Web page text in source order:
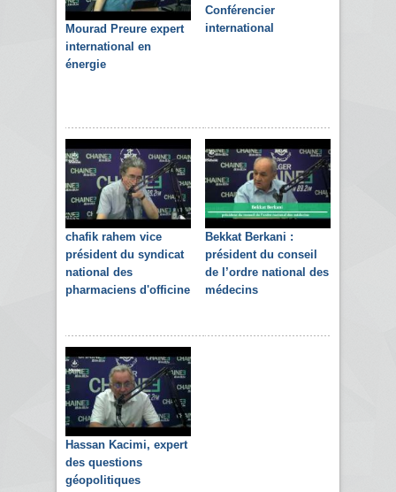
Mourad Preure expert
international en
énergie
Conférencier
international
chafik rahem vice
président du syndicat
national des
pharmaciens d'officine
Bekkat Berkani :
président du conseil
de l’ordre national des
médecins
Hassan Kacimi, expert
des questions
géopolitiques